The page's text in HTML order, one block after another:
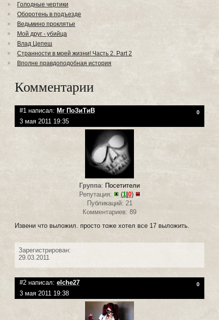
Голодные чертики
Оборотень в подъезде
Ведьмино проклятье
Мой друг - убийца
Влад Цепеш
Странности в моей жизни! Часть 2. Part 2
Вполне правдоподобная история
Комментарии
#1 написал: Mr ПоЗиТиВ 0
3 мая 2011 19:35
Группа: Посетители
Репутация:
(1| 0)
Публикаций: 21
Комментариев: 89
Извени что выложил. просто тоже хотел все 17 выложить.
Зарегистрирован:
29.03.2011
#2 написал: elche27 0
3 мая 2011 19:38